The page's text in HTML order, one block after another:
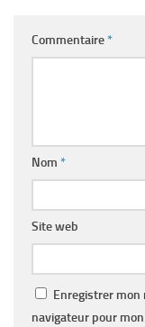
Commentaire*
Nom *
Site web
Enregistrer
navigateur pour